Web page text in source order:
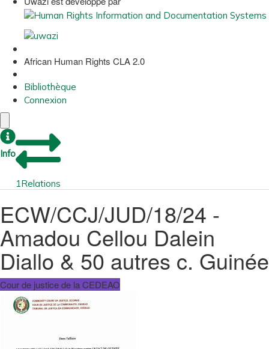
African Human Rights CLA 2.0
Bibliothèque
Connexion
Info
1Relations
ECW/CCJ/JUD/18/24 -
Amadou Cellou Dalein
Diallo & 50 autres c. Guinée
Cour de justice de la CEDEAO